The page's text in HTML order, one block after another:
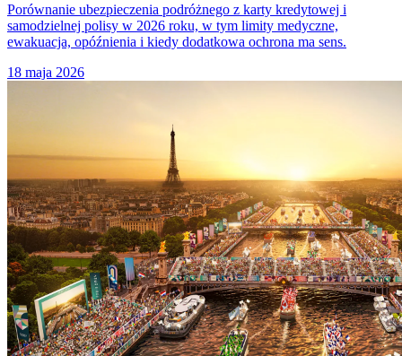
Porównanie ubezpieczenia podróżnego z karty kredytowej i
samodzielnej polisy w 2026 roku, w tym limity medyczne,
ewakuacja, opóźnienia i kiedy dodatkowa ochrona ma sens.
18 maja 2026